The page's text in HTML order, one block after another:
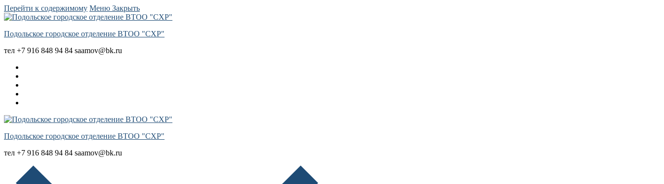
Перейти к содержимому Меню Закрыть
Подольское городское отделение ВТОО "СХР"
тел +7 916 848 94 84 saamov@bk.ru
Подольское городское отделение ВТОО "СХР"
тел +7 916 848 94 84 saamov@bk.ru